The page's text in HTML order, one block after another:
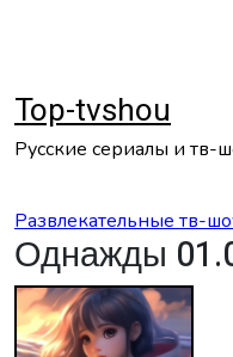
Top-tvshou
Русские сериалы и тв-
Развлекательные тв-
Однажды